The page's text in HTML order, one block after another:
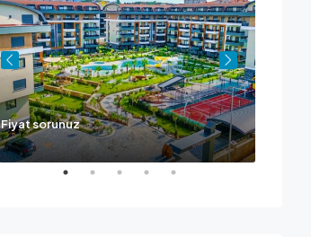
Fiyat sorunuz